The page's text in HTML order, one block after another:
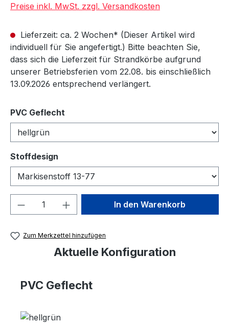
Preise inkl. MwSt. zzgl. Versandkosten
Lieferzeit: ca. 2 Wochen* (Dieser Artikel wird
individuell für Sie angefertigt.) Bitte beachten Sie,
dass sich die Lieferzeit für Strandkörbe aufgrund
unserer Betriebsferien vom 22.08. bis einschließlich
13.09.2026 entsprechend verlängert.
PVC Geflecht
Stoffdesign
Produkt Anzahl: Gib denIn den Warenkorb
Zum Merkzettel hinzufügen
Aktuelle Konfiguration
PVC Geflecht